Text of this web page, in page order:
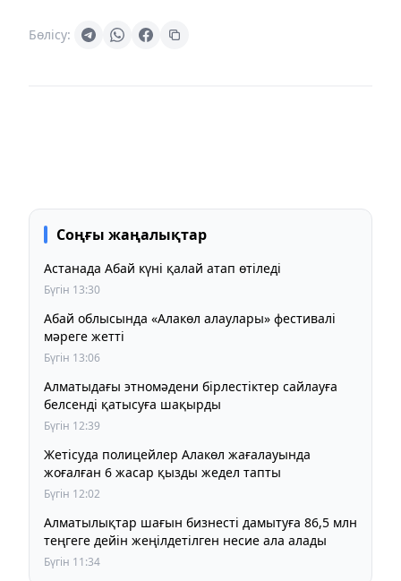
Бөлісу:
Соңғы жаңалықтар
Астанада Абай күні қалай атап өтіледі
Бүгін 13:30
Абай облысында «Алакөл алаулары» фестивалі
мәреге жетті
Бүгін 13:06
Алматыдағы этномәдени бірлестіктер сайлауға
белсенді қатысуға шақырды
Бүгін 12:39
Жетісуда полицейлер Алакөл жағалауында
жоғалған 6 жасар қызды жедел тапты
Бүгін 12:02
Алматылықтар шағын бизнесті дамытуға 86,5 млн
теңгеге дейін жеңілдетілген несие ала алады
Бүгін 11:34